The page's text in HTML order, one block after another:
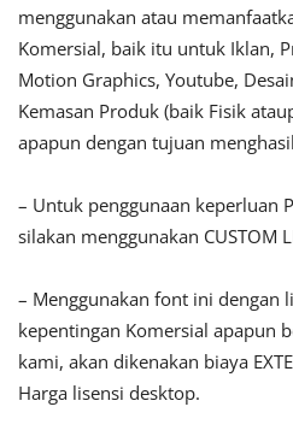
menggunakan atau
Komersial, baik itu untuk Iklan,
Motion Graphics, Youtube,
Kemasan Produk (baik Fisik
apapun dengan tujuan
– Untuk penggunaan keperluan
silakan menggunakan CUSTOM
– Menggunakan font ini dengan
kepentingan Komersial apapun
kami, akan dikenakan biaya
Harga lisensi desktop.